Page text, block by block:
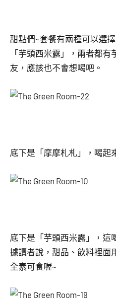
甜點們~套餐有兩種可以選
「芋頭西米露」，兩者都
友，應該也不會想喝吧。
底下是「摩摩札札」，喝起
底下是「芋頭西米露」，這
據讀者說，甜品、飲料裡面
全素可食喔~